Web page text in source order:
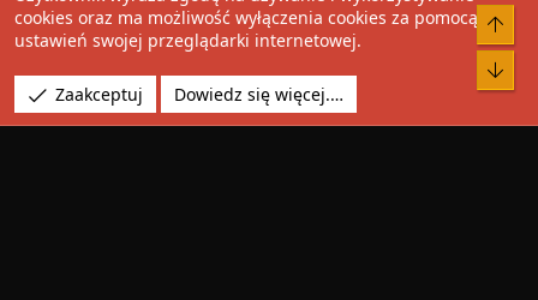
Community platform by XenForo® © 2010-2022 XenForo Ltd.
Pixel Exit
Tłumaczenie wykonane przezXboxForum.pl
Media embeds
via s9e/MediaSites
cookies oraz ma możliwość wyłączenia cookies za pomocą
ustawień swojej przeglądarki internetowej.
Zaakceptuj Dowiedz się więcej.…